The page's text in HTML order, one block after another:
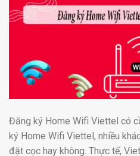
Đăng ký Home Wifi Viettel có
ký Home Wifi Viettel, nhiều
đặt cọc hay không. Thực tế,